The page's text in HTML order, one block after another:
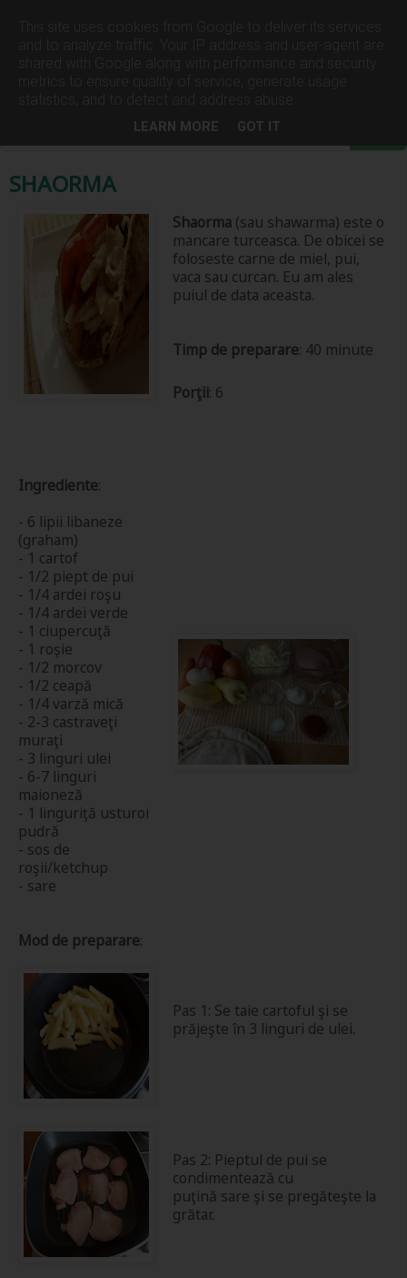
SHAORMA
Shaorma (sau shawarma) este o
mancare turceasca. De obicei se
foloseste carne de miel, pui,
vaca sau curcan. Eu am ales
puiul de data aceasta.
Timp de preparare: 40 minute
Porţii: 6
Ingrediente:
- 6 lipii libaneze
(graham)
- 1 cartof
- 1/2 piept de pui
- 1/4 ardei roşu
- 1/4 ardei verde
- 1 ciupercuţă
- 1 roşie
- 1/2 morcov
- 1/2 ceapă
- 1/4 varză mică
- 2-3 castraveţi
muraţi
- 3 linguri ulei
- 6-7 linguri
maioneză
- 1 linguriţă usturoi
pudră
- sos de
roşii/ketchup
- sare
Mod de preparare:
Pas 1: Se taie cartoful şi se
prăjeşte în 3 linguri de ulei.
Pas 2: Pieptul de pui se
condimentează cu
puţină sare şi se pregăteşte la
grătar.
LEARN MORE GOT IT